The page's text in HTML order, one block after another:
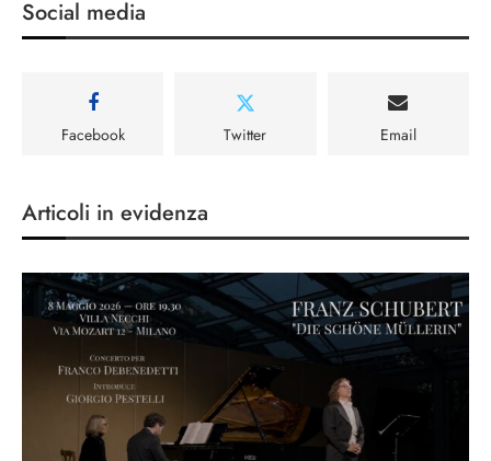
Social media
Facebook Twitter Email
Articoli in evidenza